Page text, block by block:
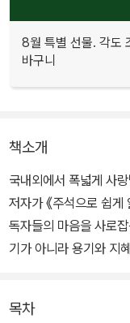
8월 특별 선물. 각도
바구니
책소개
국내외에서 폭넓게 사
저자가 《주석으로 쉽
독자들의 마음을 사로
기가 아니라 용기와 지
기는 많은 이들의 상상
목차